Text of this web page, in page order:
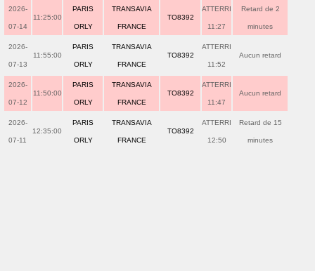
2026-
07-14
11:25:00
PARIS
ORLY
TRANSAVIA
FRANCE
TO8392
ATTERRI
11:27
Retard de 2
minutes
2026-
07-13
11:55:00
PARIS
ORLY
TRANSAVIA
FRANCE
TO8392
ATTERRI
11:52
Aucun retard
2026-
07-12
11:50:00
PARIS
ORLY
TRANSAVIA
FRANCE
TO8392
ATTERRI
11:47
Aucun retard
2026-
07-11
12:35:00
PARIS
ORLY
TRANSAVIA
FRANCE
TO8392
ATTERRI
12:50
Retard de 15
minutes